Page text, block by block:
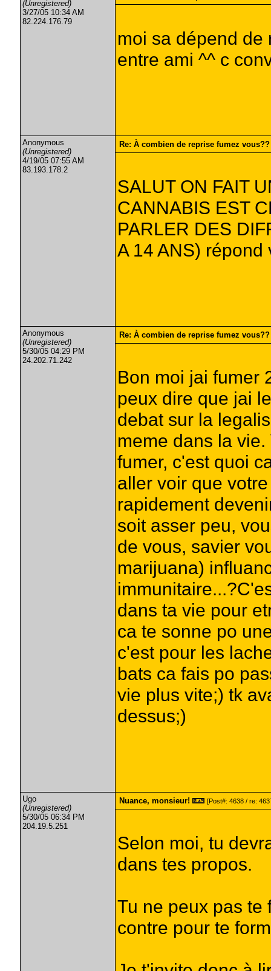
(Unregistered)
3/27/05 10:34 AM
82.224.176.79
moi sa dépend de
entre ami ^^ c
Anonymous
(Unregistered)
4/19/05 07:55 AM
83.193.178.2
Re: À combien de reprise fumez vous??
SALUT ON FAIT
CANNABIS EST
PARLER DES
A 14 ANS)
Anonymous
(Unregistered)
5/30/05 04:29 PM
24.202.71.242
Re: À combien de reprise fumez vous??
Bon moi jai fumer
peux dire que jai
debat sur la
meme dans la
fumer, c'est quoi
aller voir que
rapidement
soit asser peu,
de vous, savier
marijuana)
dans ta vie pour
ca te sonne po
c'est pour les
bats ca fais po
vie plus vite;) tk
dessus;)
Ugo
(Unregistered)
5/30/05 06:34 PM
204.19.5.251
Nuance, monsieur! [Post#: 4638 / re:
Selon moi, tu
dans tes propos.
Tu ne peux pas te
contre pour te